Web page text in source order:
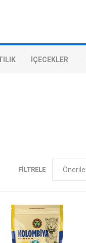
İÇECEKLER
FILTRELE